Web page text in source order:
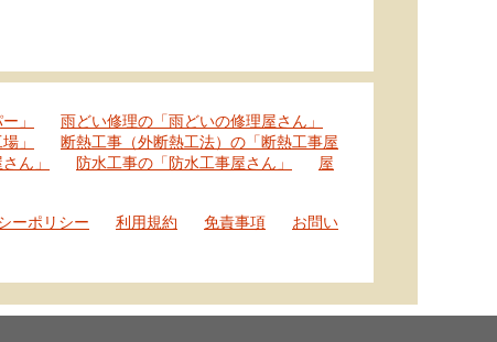
」
雨どい修理の「雨どいの修理屋さん」
」
断熱工事（外断熱工法）の「断熱工事屋
ん」 防水工事の「防水工事屋さん」
屋
ーポリシー 利用規約 免責事項
お問い